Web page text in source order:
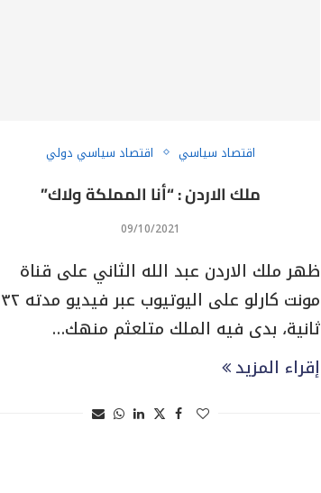
اقتصاد سياسي اقتصاد سياسي دولي
ملك الاردن : “أنا المملكة ولاك”
09/10/2021
ظهر ملك الاردن عبد الله الثاني على قناة
مونت كارلو على اليوتيوب عبر فيديو مدته ٣٢
ثانية، بدى فيه الملك متلعثم منهك…
إقراء المزيد